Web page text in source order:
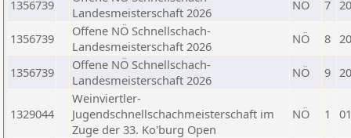
1356739
Landesmeisterschaft 2026
NÖ 7
1356739
Offene NÖ Schnellschach-
Landesmeisterschaft 2026
NÖ 8
1356739
Offene NÖ Schnellschach-
Landesmeisterschaft 2026
NÖ 9
1329044
Weinviertler-
Jugendschnellschachmeisterschaft im
Zuge der 33. Ko'burg Open
NÖ 1